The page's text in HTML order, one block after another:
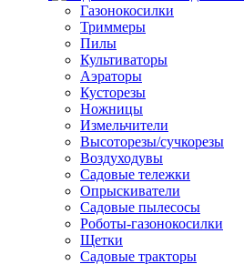
Газонокосилки
Триммеры
Пилы
Культиваторы
Аэраторы
Кусторезы
Ножницы
Измельчители
Высоторезы/сучкорезы
Воздуходувы
Садовые тележки
Опрыскиватели
Садовые пылесосы
Роботы-газонокосилки
Щетки
Садовые тракторы